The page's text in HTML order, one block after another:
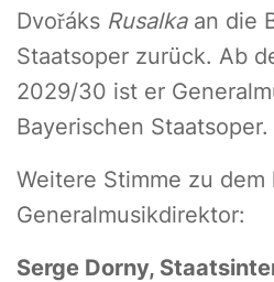
Dvořáks Rusalkaan die
Staatsoper zurück. Ab
2029/30 ist er
Bayerischen Staatsoper.
Weitere Stimme zu
Generalmusikdirektor:
Serge Dorny,